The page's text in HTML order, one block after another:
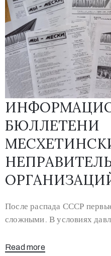
БЮЛЛЕТЕНИ
После распада СССР
сложными. В условиях
Read more